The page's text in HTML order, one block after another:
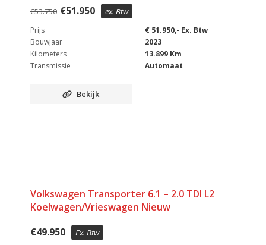
€53.750 €51.950 ex. Btw
Prijs
€ 51.950,- Ex. Btw
Bouwjaar
2023
Kilometers
13.899 Km
Transmissie
Automaat
Bekijk
Volkswagen Transporter 6.1 – 2.0 TDI L2
Koelwagen/Vrieswagen Nieuw
€49.950 Ex. Btw